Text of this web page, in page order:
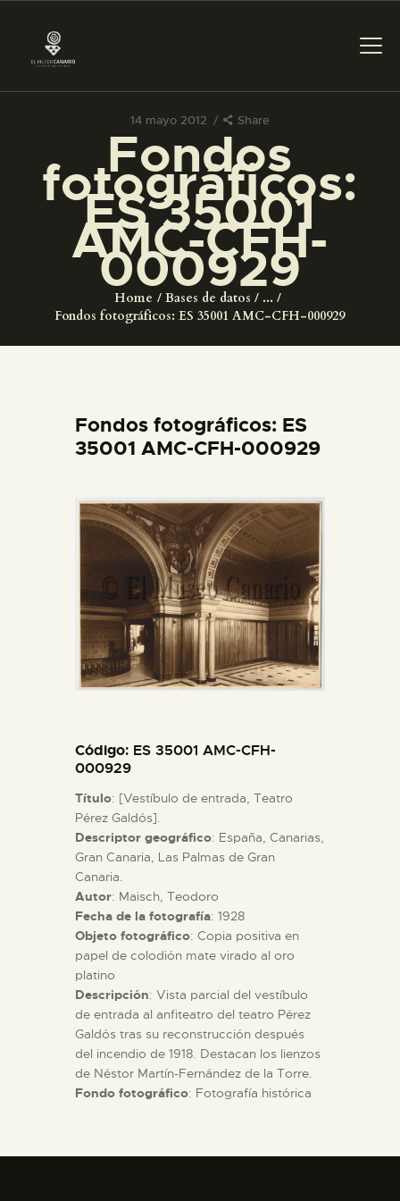
14 mayo 2012 Share
Fondos
fotográficos:
ES 35001
AMC-CFH-
000929
Home Bases de datos
...
Fondos fotográficos: ES 35001 AMC-CFH-000929
PREPARAR LA VISITA
ACTIVIDADES
█
EL MUSEO
DIDÁCTICA
PREPARAR LA VISITA
ACTIVIDADES
█
EL MUSEO
DIDÁCTICA
ESPAÑOL
Fondos fotográficos: ES
35001 AMC-CFH-000929
Código: ES 35001 AMC-CFH-
000929
Título: [Vestíbulo de entrada, Teatro
Pérez Galdós].
Descriptor geográfico: España, Canarias,
Gran Canaria, Las Palmas de Gran
Canaria.
Autor: Maisch, Teodoro
Fecha de la fotografía: 1928
Objeto fotográfico: Copia positiva en
papel de colodión mate virado al oro
platino
Descripción: Vista parcial del vestíbulo
de entrada al anfiteatro del teatro Pérez
Galdós tras su reconstrucción después
del incendio de 1918. Destacan los lienzos
de Néstor Martín-Fernández de la Torre.
Fondo fotográfico: Fotografía histórica